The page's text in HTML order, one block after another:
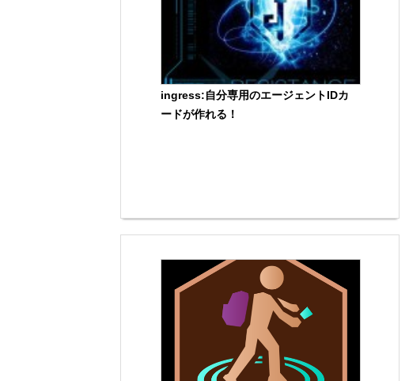
ingress:自分専用のエージェントIDカ
ードが作れる！